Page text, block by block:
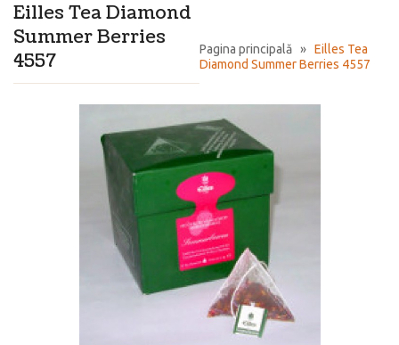
Pagina principală » Eilles Tea
Diamond Summer Berries 4557
Eilles Tea Diamond
Summer Berries
4557